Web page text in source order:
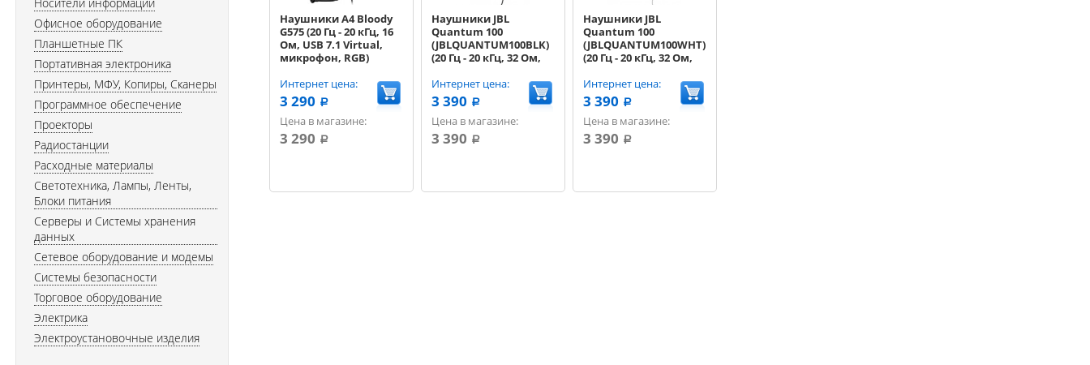
Наушники A4 Bloody
G575 (20 Гц - 20 кГц, 16
Ом, USB 7.1 Virtual,
микрофон, RGB)
Интернет цена:
3 290 a
Цена в магазине:
3 290 a
Наушники JBL
Quantum 100
(JBLQUANTUM100BLK)
(20 Гц - 20 кГц, 32 Ом,
черный
Интернет цена:
3 390 a
Цена в магазине:
3 390 a
Наушники JBL
Quantum 100
(JBLQUANTUM100WHT)
(20 Гц - 20 кГц, 32 Ом,
,белый
Интернет цена:
3 390 a
Цена в магазине:
3 390 a
Офисное оборудование
Планшетные ПК
Портативная электроника
Принтеры, МФУ, Копиры, Сканеры
Программное обеспечение
Проекторы
Радиостанции
Расходные материалы
Светотехника, Лампы, Ленты,
Блоки питания
Серверы и Системы хранения
данных
Сетевое оборудование и модемы
Системы безопасности
Торговое оборудование
Электрика
Электроустановочные изделия